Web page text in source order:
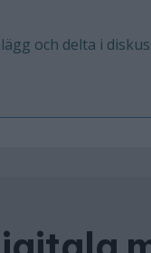
och delta i